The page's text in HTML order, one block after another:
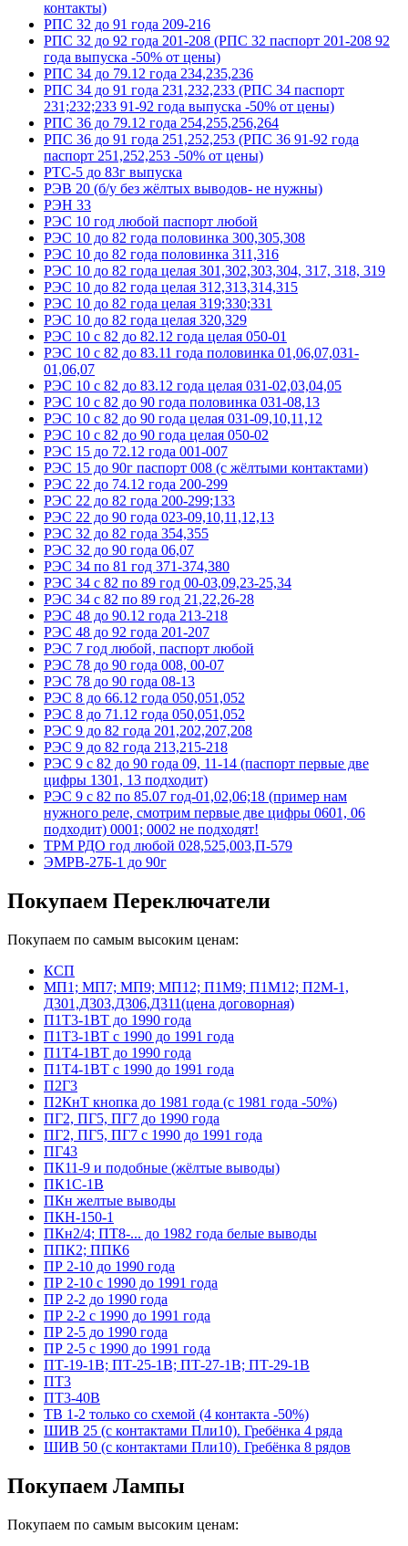
контакты)
РПС 32 до 91 года 209-216
РПС 32 до 92 года 201-208 (РПС 32 паспорт 201-208 92
года выпуска -50% от цены)
РПС 34 до 79.12 года 234,235,236
РПС 34 до 91 года 231,232,233 (РПС 34 паспорт
231;232;233 91-92 года выпуска -50% от цены)
РПС 36 до 79.12 года 254,255,256,264
РПС 36 до 91 года 251,252,253 (РПС 36 91-92 года
паспорт 251,252,253 -50% от цены)
РТС-5 до 83г выпуска
РЭВ 20 (б/у без жёлтых выводов- не нужны)
РЭН 33
РЭС 10 год любой паспорт любой
РЭС 10 до 82 года половинка 300,305,308
РЭС 10 до 82 года половинка 311,316
РЭС 10 до 82 года целая 301,302,303,304, 317, 318, 319
РЭС 10 до 82 года целая 312,313,314,315
РЭС 10 до 82 года целая 319;330;331
РЭС 10 до 82 года целая 320,329
РЭС 10 с 82 до 82.12 года целая 050-01
РЭС 10 с 82 до 83.11 года половинка 01,06,07,031-
01,06,07
РЭС 10 с 82 до 83.12 года целая 031-02,03,04,05
РЭС 10 с 82 до 90 года половинка 031-08,13
РЭС 10 с 82 до 90 года целая 031-09,10,11,12
РЭС 10 с 82 до 90 года целая 050-02
РЭС 15 до 72.12 года 001-007
РЭС 15 до 90г паспорт 008 (с жёлтыми контактами)
РЭС 22 до 74.12 года 200-299
РЭС 22 до 82 года 200-299;133
РЭС 22 до 90 года 023-09,10,11,12,13
РЭС 32 до 82 года 354,355
РЭС 32 до 90 года 06,07
РЭС 34 по 81 год 371-374,380
РЭС 34 с 82 по 89 год 00-03,09,23-25,34
РЭС 34 с 82 по 89 год 21,22,26-28
РЭС 48 до 90.12 года 213-218
РЭС 48 до 92 года 201-207
РЭС 7 год любой, паспорт любой
РЭС 78 до 90 года 008, 00-07
РЭС 78 до 90 года 08-13
РЭС 8 до 66.12 года 050,051,052
РЭС 8 до 71.12 года 050,051,052
РЭС 9 до 82 года 201,202,207,208
РЭС 9 до 82 года 213,215-218
РЭС 9 с 82 до 90 года 09, 11-14 (паспорт первые две
цифры 1301, 13 подходит)
РЭС 9 с 82 по 85.07 год-01,02,06;18 (пример нам
нужного реле, смотрим первые две цифры 0601, 06
подходит) 0001; 0002 не подходят!
ТРМ РДО год любой 028,525,003,П-579
ЭМРВ-27Б-1 до 90г
Покупаем Переключатели
Покупаем по самым высоким ценам:
КСП
МП1; МП7; МП9; МП12; П1М9; П1М12; П2М-1,
Д301,Д303,Д306,Д311(цена договорная)
П1Т3-1ВТ до 1990 года
П1Т3-1ВТ с 1990 до 1991 года
П1Т4-1ВТ до 1990 года
П1Т4-1ВТ с 1990 до 1991 года
П2Г3
П2КнТ кнопка до 1981 года (с 1981 года -50%)
ПГ2, ПГ5, ПГ7 до 1990 года
ПГ2, ПГ5, ПГ7 с 1990 до 1991 года
ПГ43
ПК11-9 и подобные (жёлтые выводы)
ПК1С-1В
ПКн желтые выводы
ПКН-150-1
ПКн2/4; ПТ8-... до 1982 года белые выводы
ППК2; ППК6
ПР 2-10 до 1990 года
ПР 2-10 с 1990 до 1991 года
ПР 2-2 до 1990 года
ПР 2-2 с 1990 до 1991 года
ПР 2-5 до 1990 года
ПР 2-5 с 1990 до 1991 года
ПТ-19-1В; ПТ-25-1В; ПТ-27-1В; ПТ-29-1В
ПТ3
ПТ3-40В
ТВ 1-2 только со схемой (4 контакта -50%)
ШИВ 25 (с контактами Пли10). Гребёнка 4 ряда
ШИВ 50 (с контактами Пли10). Гребёнка 8 рядов
Покупаем Лампы
Покупаем по самым высоким ценам: